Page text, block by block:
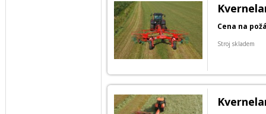
Cena na
Stroj skladem